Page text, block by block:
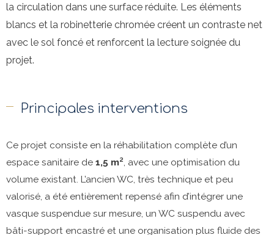
la circulation dans une surface réduite. Les éléments
blancs et la robinetterie chromée créent un contraste net
avec le sol foncé et renforcent la lecture soignée du
projet.
Principales interventions
Ce projet consiste en la réhabilitation complète d’un
espace sanitaire de 1,5 m² , avec une optimisation du
volume existant. L’ancien WC, très technique et peu
valorisé, a été entièrement repensé afin d’intégrer une
vasque suspendue sur mesure, un WC suspendu avec
bâti-support encastré et une organisation plus fluide des